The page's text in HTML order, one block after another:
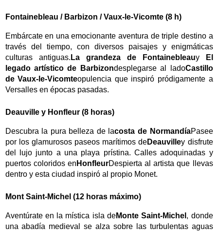
Fontainebleau / Barbizon / Vaux-le-Vicomte (8 h)
Embárcate en una emocionante aventura de triple destino a
través del tiempo, con diversos paisajes y enigmáticas
culturas antiguas. La grandeza de Fontainebleauy
El
legado artístico de Barbizondesplegarse al ladoCastillo
de Vaux-le-Vicomteopulencia que inspiró pródigamente a
Versalles en épocas pasadas.
Deauville y Honfleur (8 horas)
Descubra la pura belleza de lacosta de NormandíaPasee
por los glamurosos paseos marítimos deDeauvilley disfrute
del lujo junto a una playa prístina. Calles adoquinadas y
puertos coloridos en HonfleurDespierta al artista que llevas
dentro y esta ciudad inspiró al propio Monet.
Mont Saint-Michel (12 horas máximo)
Aventúrate en la mística isla deMonte Saint-Michel , donde
una abadía medieval se alza sobre las turbulentas aguas